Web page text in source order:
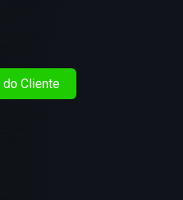
do Cliente